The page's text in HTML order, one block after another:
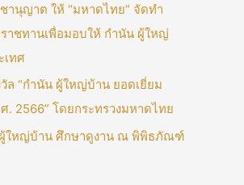
านุญาต ให้ “มหาดไทย” จัดทำ
าชทานเพื่อมอบให้ กำนัน ผู้ใหญ่
เทศ
ล “กำนัน ผู้ใหญ่บ้าน ยอดเยี่ยม
. 2566” โดยกระทรวงมหาดไทย
ใหญ่บ้าน ศึกษาดูงาน ณ พิพิธภัณฑ์